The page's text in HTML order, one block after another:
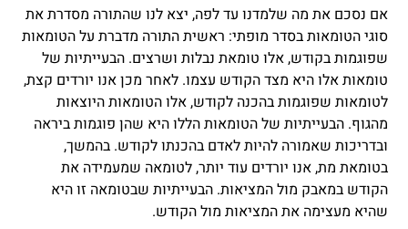
אם נסכם את מה שלמדנו עד לפה, יצא לנו שהתורה מסדרת את
סוגי הטומאות בסדר מופתי: ראשית התורה מדברת על הטומאות
שפוגמות בקודש, אלו טומאת נבלות ושרצים. הבעייתיות של
טומאות אלו היא מצד הקודש עצמו. לאחר מכן אנו יורדים קצת,
לטומאות שפוגמות בהכנה לקודש, אלו הטומאות היוצאות
מהגוף. הבעייתיות של הטומאות הללו היא שהן פוגמות ביראה
ובדריכות שאמורה להיות לאדם בהכנתו לקודש. בהמשך,
בטומאת מת, אנו יורדים עוד יותר, לטומאה שמעמידה את
הקודש במאבק מול המציאות. הבעייתיות שבטומאה זו היא
שהיא מעצימה את המציאות מול הקודש.